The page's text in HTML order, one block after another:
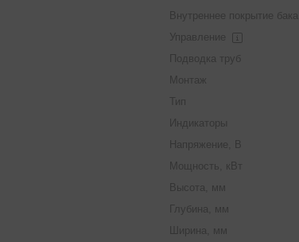
Внутреннее покрытие бака
Управление
Подводка труб
Монтаж
Тип
Индикаторы
Напряжение, В
Мощность, кВт
Высота, мм
Глубина, мм
Ширина, мм